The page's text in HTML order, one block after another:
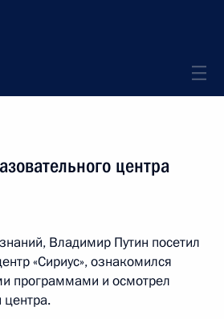
центра
Владимир Путин посетил
«Сириус», ознакомился
программами и осмотрел